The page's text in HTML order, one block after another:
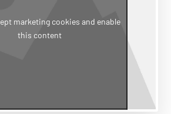
marketing cookies and enable
this content